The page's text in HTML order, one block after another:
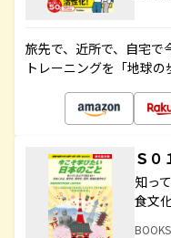
旅先で、近所で、自宅で
トレーニングを「地球
Ｓ
知っ
食文